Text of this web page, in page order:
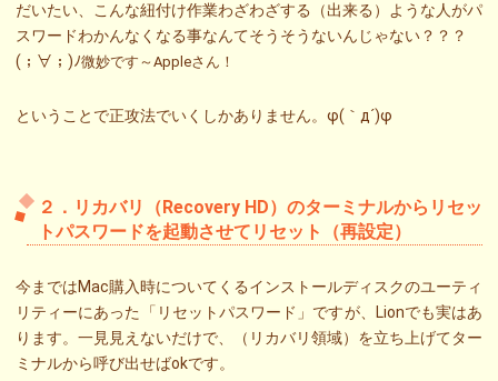
だいたい、こんな紐付け作業わざわざする（出来る）ような人がパ
スワードわかんなくなる事なんてそうそうないんじゃない？？？
(；∀；)ﾉ微妙です～Appleさん！
ということで正攻法でいくしかありません。φ(｀д´)φ
２．リカバリ（Recovery HD）のターミナルからリセッ
トパスワードを起動させてリセット（再設定）
今まではMac購入時についてくるインストールディスクのユーティ
リティーにあった「リセットパスワード」ですが、Lionでも実はあ
ります。一見見えないだけで、（リカバリ領域）を立ち上げてター
ミナルから呼び出せばokです。